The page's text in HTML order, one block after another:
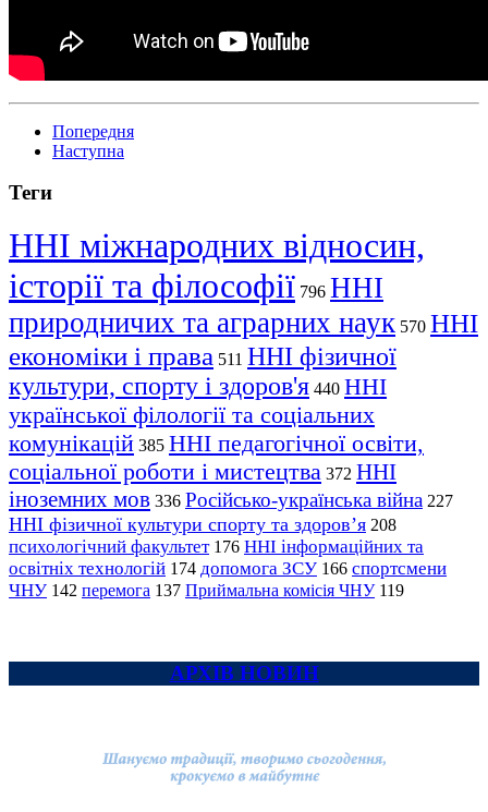
Попередня
Наступна
Теги
ННІ міжнародних відносин,
історії та філософії 796 ННІ
природничих та аграрних наук 570 ННІ
економіки і права 511 ННІ фізичної
культури, спорту і здоров'я 440 ННІ
української філології та соціальних
комунікацій 385 ННІ педагогічної освіти,
соціальної роботи і мистецтва 372 ННІ
іноземних мов 336 Російсько-українська війна 227
ННІ фізичної культури спорту та здоров’я 208
психологічний факультет 176 ННІ інформаційних та
освітніх технологій 174 допомога ЗСУ 166 спортсмени
ЧНУ 142 перемога 137 Приймальна комісія ЧНУ 119
АРХІВ НОВИН